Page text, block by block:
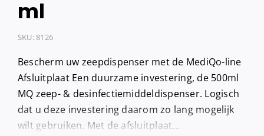
ml
SKU:8126
Bescherm uw zeepdispenser met de MediQo-line
Afsluitplaat Een duurzame investering, de 500ml
MQ zeep- & desinfectiemiddeldispenser. Logisch
dat u deze investering daarom zo lang mogelijk
wilt gebruiken. Met de afsluitplaat...